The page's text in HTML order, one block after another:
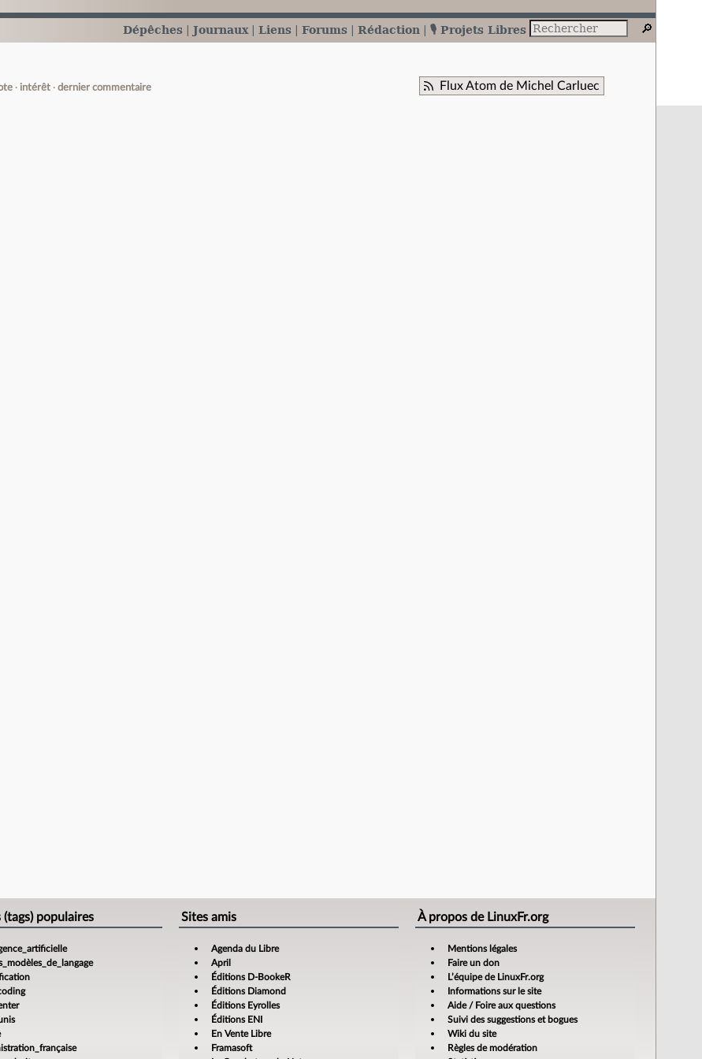
Dépêches Journaux Liens Forums Rédaction 🎙️ Projets Libres
Flux Atom de Michel Carluec
intérêt dernier commentaire
(tags) populaires Sites amis
Agenda du Libre
April
Éditions D-BookeR
Éditions Diamond
Éditions Eyrolles
Éditions ENI
En Vente Libre
Framasoft
À propos de LinuxFr.org
Mentions légales
Faire un don
L’équipe de LinuxFr.org
Informations sur le site
Aide / Foire aux questions
Suivi des suggestions et bogues
Wiki du site
Règles de modération